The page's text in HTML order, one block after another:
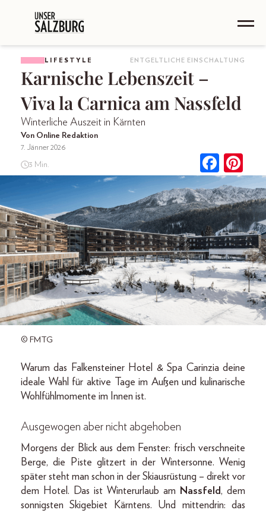
LIFESTYLE ENTGELTLICHE EINSCHALTUNG
Karnische Lebenszeit –
Viva la Carnica am Nassfeld
Winterliche Auszeit in Kärnten
Von Online Redaktion
7. Jänner 2026
3 Min.
© FMTG
Warum das Falkensteiner Hotel & Spa Carinzia deine
ideale Wahl für aktive Tage im Außen und kulinarische
Wohlfühlmomente im Innen ist.
Ausgewogen aber nicht abgehoben
Morgens der Blick aus dem Fenster: frisch verschneite
Berge, die Piste glitzert in der Wintersonne. Wenig
später steht man schon in der Skiausrüstung – direkt vor
dem Hotel. Das ist Winterurlaub am
Nassfeld, dem
sonnigsten Skigebiet Kärntens. Und mittendrin: das